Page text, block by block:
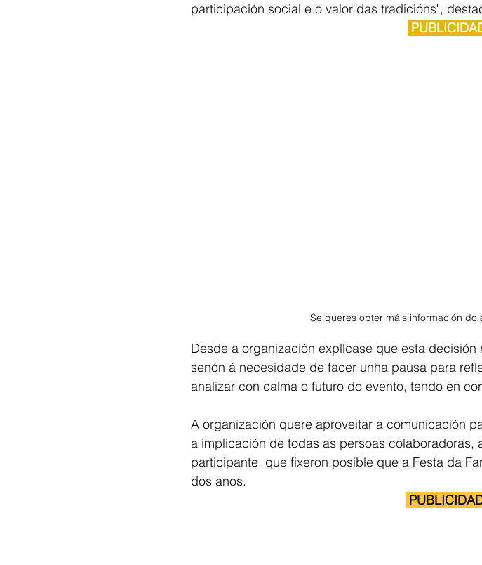
participación social e o valor das tradicións",
Se queres obter máis información do
Desde a organización explícase que esta
senón á necesidade de facer unha pausa para
analizar con calma o futuro do evento, tendo en
A organización quere aproveitar a comunicación
a implicación de todas as persoas colaboradoras,
participante, que fixeron posible que a Festa da
dos anos.